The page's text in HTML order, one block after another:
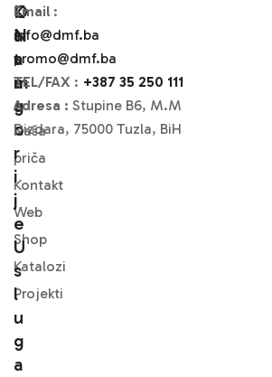
O
N
A
M
A
Naša
priča
Kontakt
Web
Shop
Katalozi
Projekti
K
A
T
A
G
O
R
I
J
E
U
S
L
U
G
A
Email :
info@dmf.ba
promo@dmf.ba
TEL/FAX : +387 35 250 111
Adresa : Stupine B6, M.M
Dizdara, 75000 Tuzla, BiH